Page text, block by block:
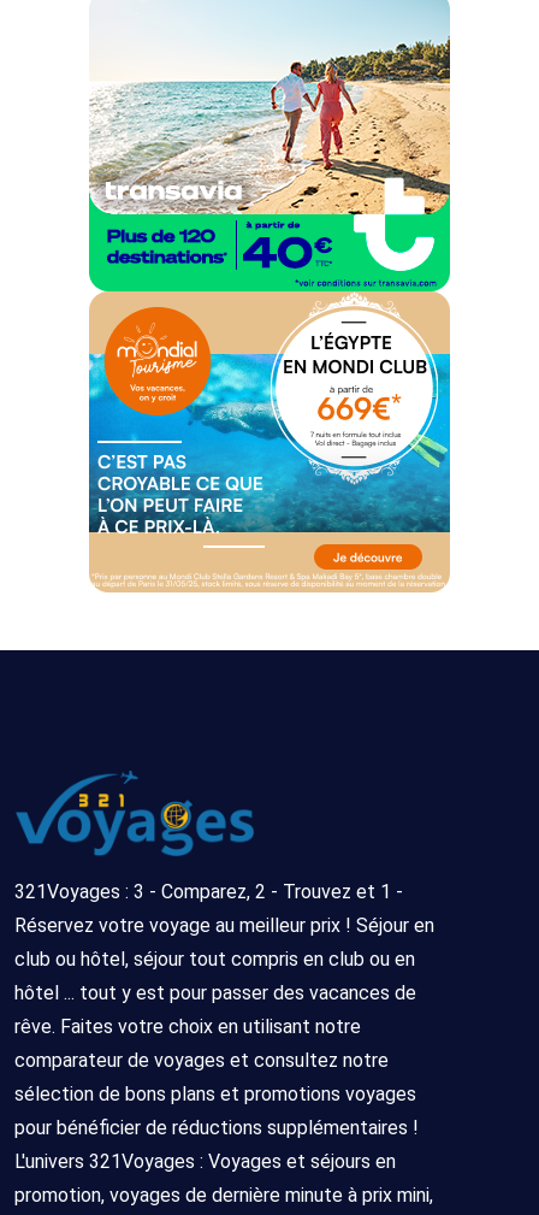
321Voyages : 3 - Comparez, 2 - Trouvez et 1 -
Réservez votre voyage au meilleur prix ! Séjour en
club ou hôtel, séjour tout compris en club ou en
hôtel ... tout y est pour passer des vacances de
rêve. Faites votre choix en utilisant notre
comparateur de voyages et consultez notre
sélection de bons plans et promotions voyages
pour bénéficier de réductions supplémentaires !
L'univers 321Voyages : Voyages et séjours en
promotion, voyages de dernière minute à prix mini,